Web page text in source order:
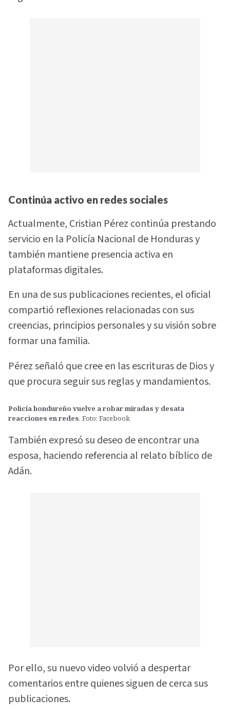
Continúa activo en redes sociales
Actualmente, Cristian Pérez continúa prestando
servicio en la Policía Nacional de Honduras y
también mantiene presencia activa en
plataformas digitales.
En una de sus publicaciones recientes, el oficial
compartió reflexiones relacionadas con sus
creencias, principios personales y su visión sobre
formar una familia.
Pérez señaló que cree en las escrituras de Dios y
que procura seguir sus reglas y mandamientos.
Policía hondureño vuelve a robar miradas y desata
reacciones en redes. Foto: Facebook
También expresó su deseo de encontrar una
esposa, haciendo referencia al relato bíblico de
Adán.
Por ello, su nuevo video volvió a despertar
comentarios entre quienes siguen de cerca sus
publicaciones.